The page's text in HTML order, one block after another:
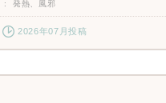
発熱、風邪
2026年07月投稿